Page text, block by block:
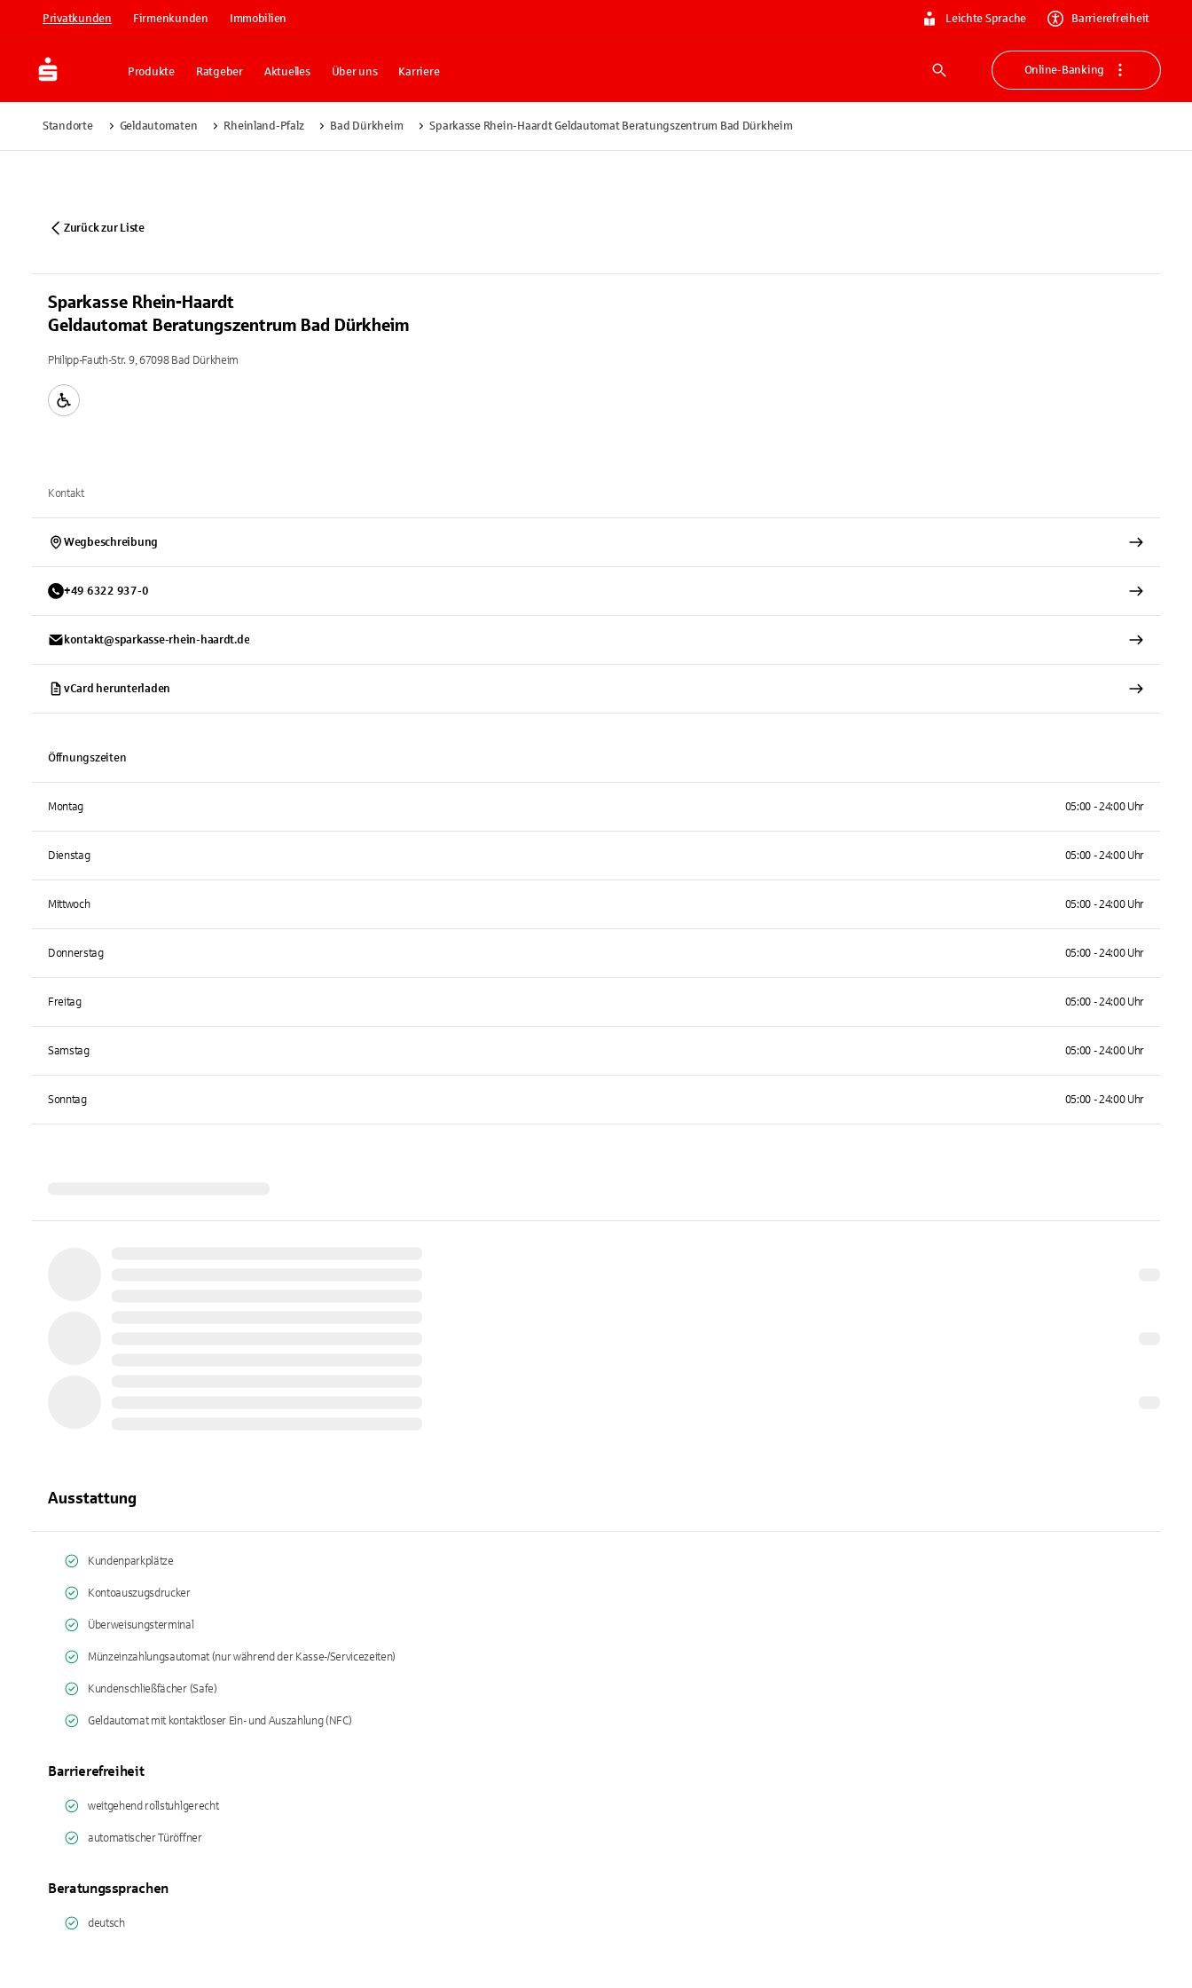
Privatkunden Firmenkunden Immobilien Leichte Sprache Barrierefreiheit
Produkte Ratgeber Aktuelles Über uns Karriere
Suche
Online-Banking
Standorte Geldautomaten Rheinland-Pfalz Bad Dürkheim Sparkasse Rhein-Haardt Geldautomat Beratungszentrum Bad Dürkheim
Zurück zur Liste
Sparkasse Rhein-Haardt
Geldautomat Beratungszentrum Bad Dürkheim
Philipp-Fauth-Str. 9, 67098 Bad Dürkheim
Kontakt
Wegbeschreibung
+49 6322 937-0
kontakt@sparkasse-rhein-haardt.de
vCard herunterladen
Öffnungszeiten
Montag 05:00 - 24:00 Uhr
Dienstag 05:00 - 24:00 Uhr
Mittwoch 05:00 - 24:00 Uhr
Donnerstag 05:00 - 24:00 Uhr
Freitag 05:00 - 24:00 Uhr
Samstag 05:00 - 24:00 Uhr
Sonntag 05:00 - 24:00 Uhr
Ausstattung
Kundenparkplätze
Kontoauszugsdrucker
Überweisungsterminal
Münzeinzahlungsautomat (nur während der Kasse-/Servicezeiten)
Kundenschließfächer (Safe)
Geldautomat mit kontaktloser Ein- und Auszahlung (NFC)
Barrierefreiheit
weitgehend rollstuhlgerecht
automatischer Türöffner
Beratungssprachen
deutsch